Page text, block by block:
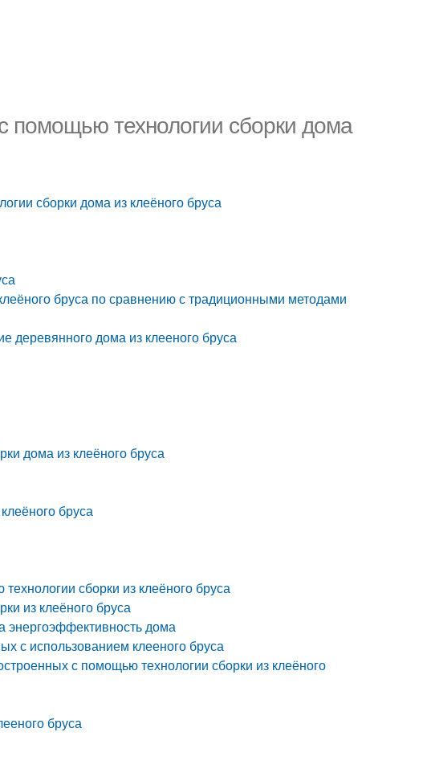
помощью технологии сборки дома
сборки дома из клеёного бруса
бруса по сравнению с традиционными методами
деревянного дома из клееного бруса
дома из клеёного бруса
бруса
сборки из клеёного бруса
из клеёного бруса
энергоэффективность дома
с использованием клееного бруса
с помощью технологии сборки из клеёного
бруса